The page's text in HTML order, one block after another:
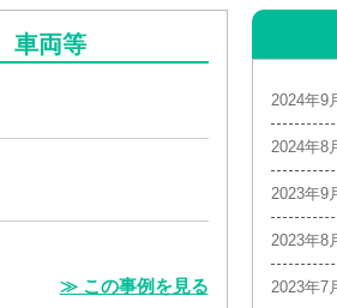
車両等
≫ この事例を見る
2024年9
2024年8
2023年9
2023年8
2023年7